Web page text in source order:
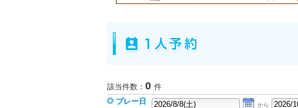
該当件数： 0 件
プレー日
から